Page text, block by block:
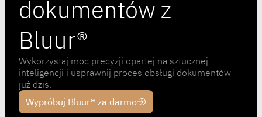
dokumentów z
Bluur®
Wykorzystaj moc precyzji opartej na sztucznej
inteligencji i usprawnij proces obsługi dokumentów
już dziś.
Wypróbuj Bluur® za darmo